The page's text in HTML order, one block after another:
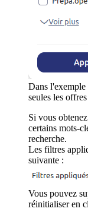
Dans
seules les
Si vous
certains mots-
recherche.
Les filtres
suivante :
Vous pouvez
réinitialiser en